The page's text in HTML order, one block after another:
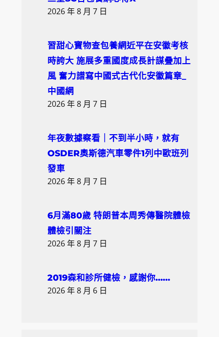
2026 年 8 月 7 日
習甜心寶物查包養網近平在安徽考核
時誇大 施展多重國度成長計謀疊加上
風 奮力譜寫中國式古代化安徽篇章_
中國網
2026 年 8 月 7 日
年夜數據察看｜不到半小時，就有
OSDER奧斯德汽車零件1列中歐班列
發車
2026 年 8 月 7 日
6月滿80歲 特朗普本周秀傳醫院體檢
體檢引關注
2026 年 8 月 7 日
2019森和診所健檢，感謝你……
2026 年 8 月 6 日